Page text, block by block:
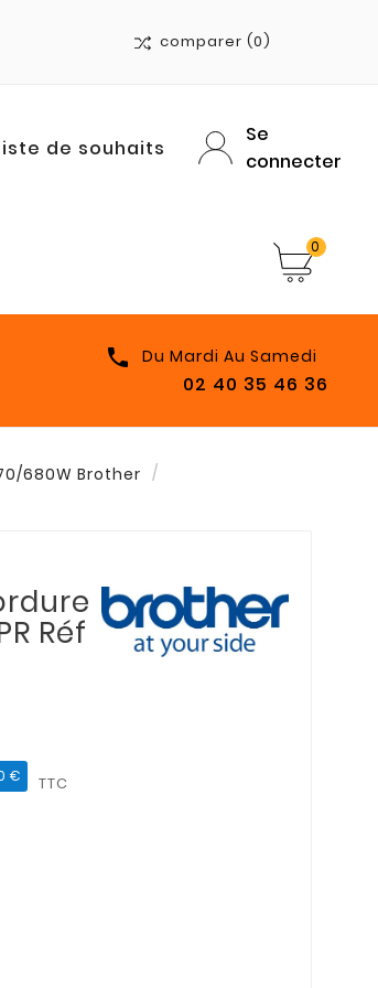
comparer (0)
de souhaits
Se
connecter
0
 Du Mardi Au Samedi
02 40 35 46 36
680W Brother
Réf
€ TTC